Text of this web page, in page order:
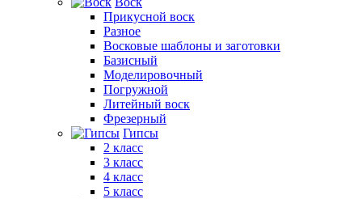
Прикусной воск
Разное
Восковые шаблоны и заготовки
Базисный
Моделировочный
Погружной
Литейный воск
Фрезерный
Гипсы
2 класс
3 класс
4 класс
5 класс